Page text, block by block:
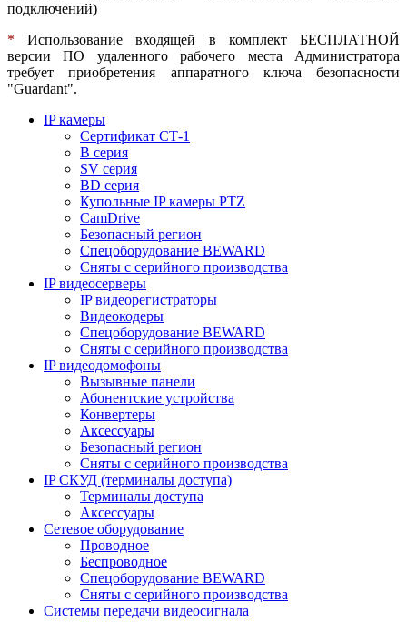
подключений)
* Использование входящей в комплект БЕСПЛАТНОЙ
версии ПО удаленного рабочего места Администратора
требует приобретения аппаратного ключа безопасности
"Guardant".
IP камеры
Сертификат СТ-1
B серия
SV серия
BD серия
Купольные IP камеры PTZ
CamDrive
Безопасный регион
Спецоборудование BEWARD
Сняты с серийного производства
IP видеосерверы
IP видеорегистраторы
Видеокодеры
Спецоборудование BEWARD
Сняты с серийного производства
IP видеодомофоны
Вызывные панели
Абонентские устройства
Конвертеры
Аксессуары
Безопасный регион
Сняты с серийного производства
IP СКУД (терминалы доступа)
Терминалы доступа
Аксессуары
Сетевое оборудование
Проводное
Беспроводное
Спецоборудование BEWARD
Сняты с серийного производства
Системы передачи видеосигнала